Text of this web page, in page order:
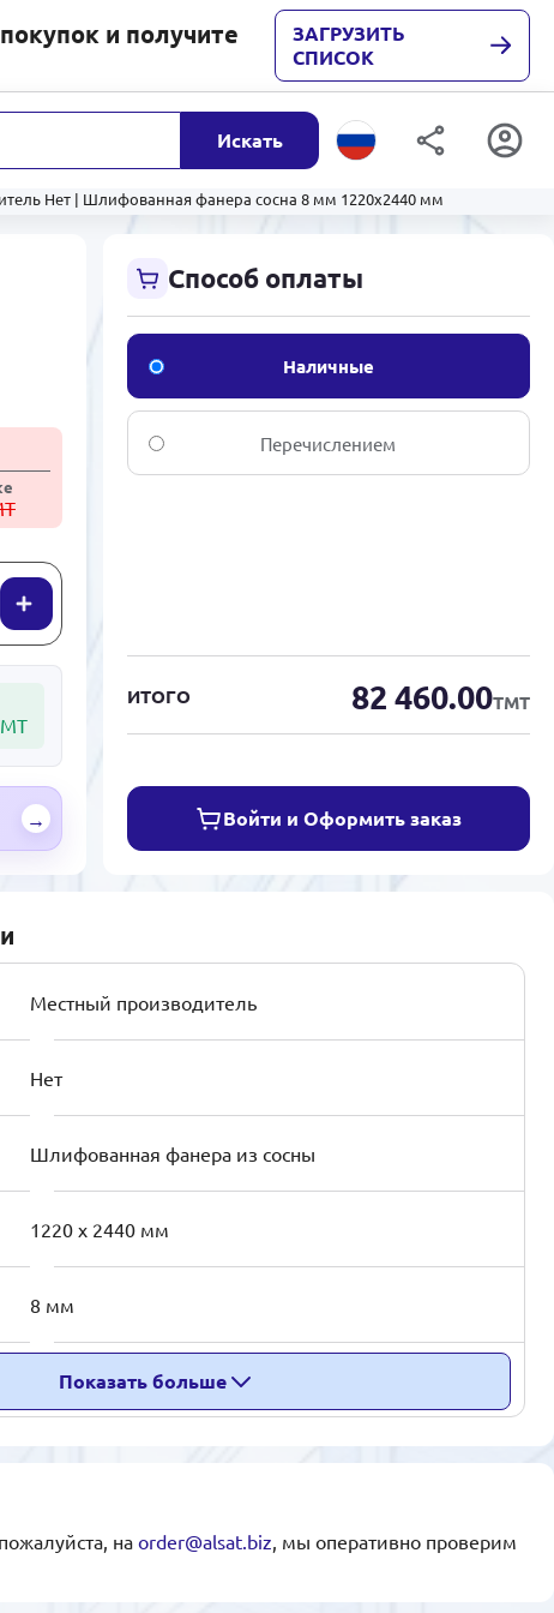
и получите
ЗАГРУЗИТЬ
СПИСОК
Искать
Нет | Шлифованная фанера сосна 8 мм 1220x2440 мм
→
Способ оплаты
Наличные
Перечислением
ИТОГО 82 460.00ТМТ
Войти и Оформить заказ
Местный производитель
Нет
Шлифованная фанера из сосны
1220 x 2440 мм
8 мм
Показать больше
на order@alsat.biz, мы оперативно проверим